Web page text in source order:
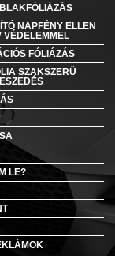
NAPFÉNY ELLEN
VÉDELEMMEL
FÓLIÁZÁS
SZAKSZERŰ
LE?